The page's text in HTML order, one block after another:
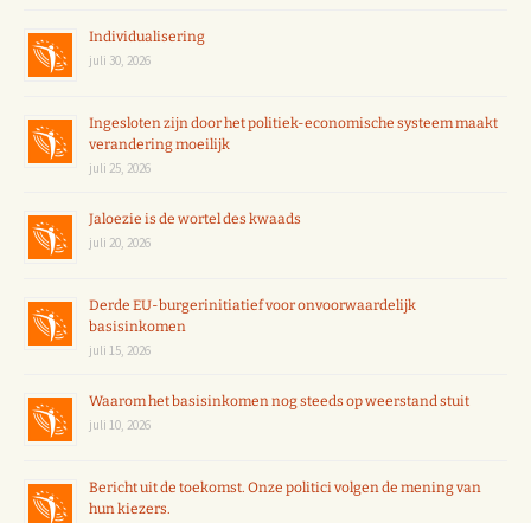
Individualisering
juli 30, 2026
Ingesloten zijn door het politiek-economische systeem maakt
verandering moeilijk
juli 25, 2026
Jaloezie is de wortel des kwaads
juli 20, 2026
Derde EU-burgerinitiatief voor onvoorwaardelijk
basisinkomen
juli 15, 2026
Waarom het basisinkomen nog steeds op weerstand stuit
juli 10, 2026
Bericht uit de toekomst. Onze politici volgen de mening van
hun kiezers.